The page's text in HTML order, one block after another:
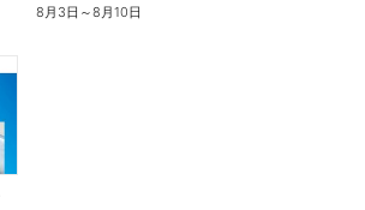
8月3日 ～8月10日